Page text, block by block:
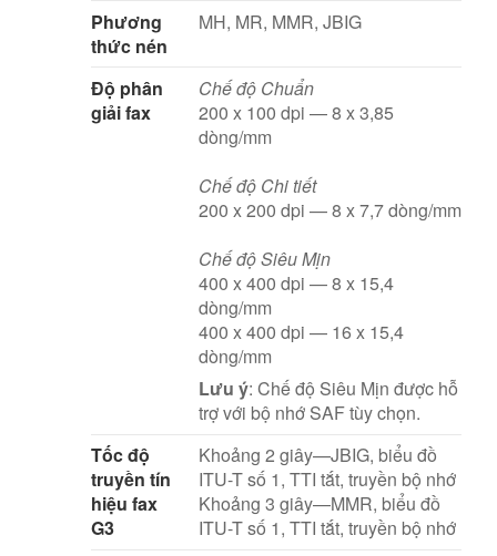
Phương
thức nén
MH, MR, MMR, JBIG
Độ phân
giải fax
Chế độ Chuẩn
200 x 100 dpi — 8 x 3,85
dòng/mm
Chế độ Chi tiết
200 x 200 dpi — 8 x 7,7 dòng/mm
Chế độ Siêu Mịn
400 x 400 dpi — 8 x 15,4
dòng/mm
400 x 400 dpi — 16 x 15,4
dòng/mm
Lưu ý: Chế độ Siêu Mịn được hỗ
trợ với bộ nhớ SAF tùy chọn.
Tốc độ
truyền tín
hiệu fax
G3
Khoảng 2 giây—JBIG, biểu đồ
ITU-T số 1, TTI tắt, truyền bộ nhớ
Khoảng 3 giây—MMR, biểu đồ
ITU-T số 1, TTI tắt, truyền bộ nhớ